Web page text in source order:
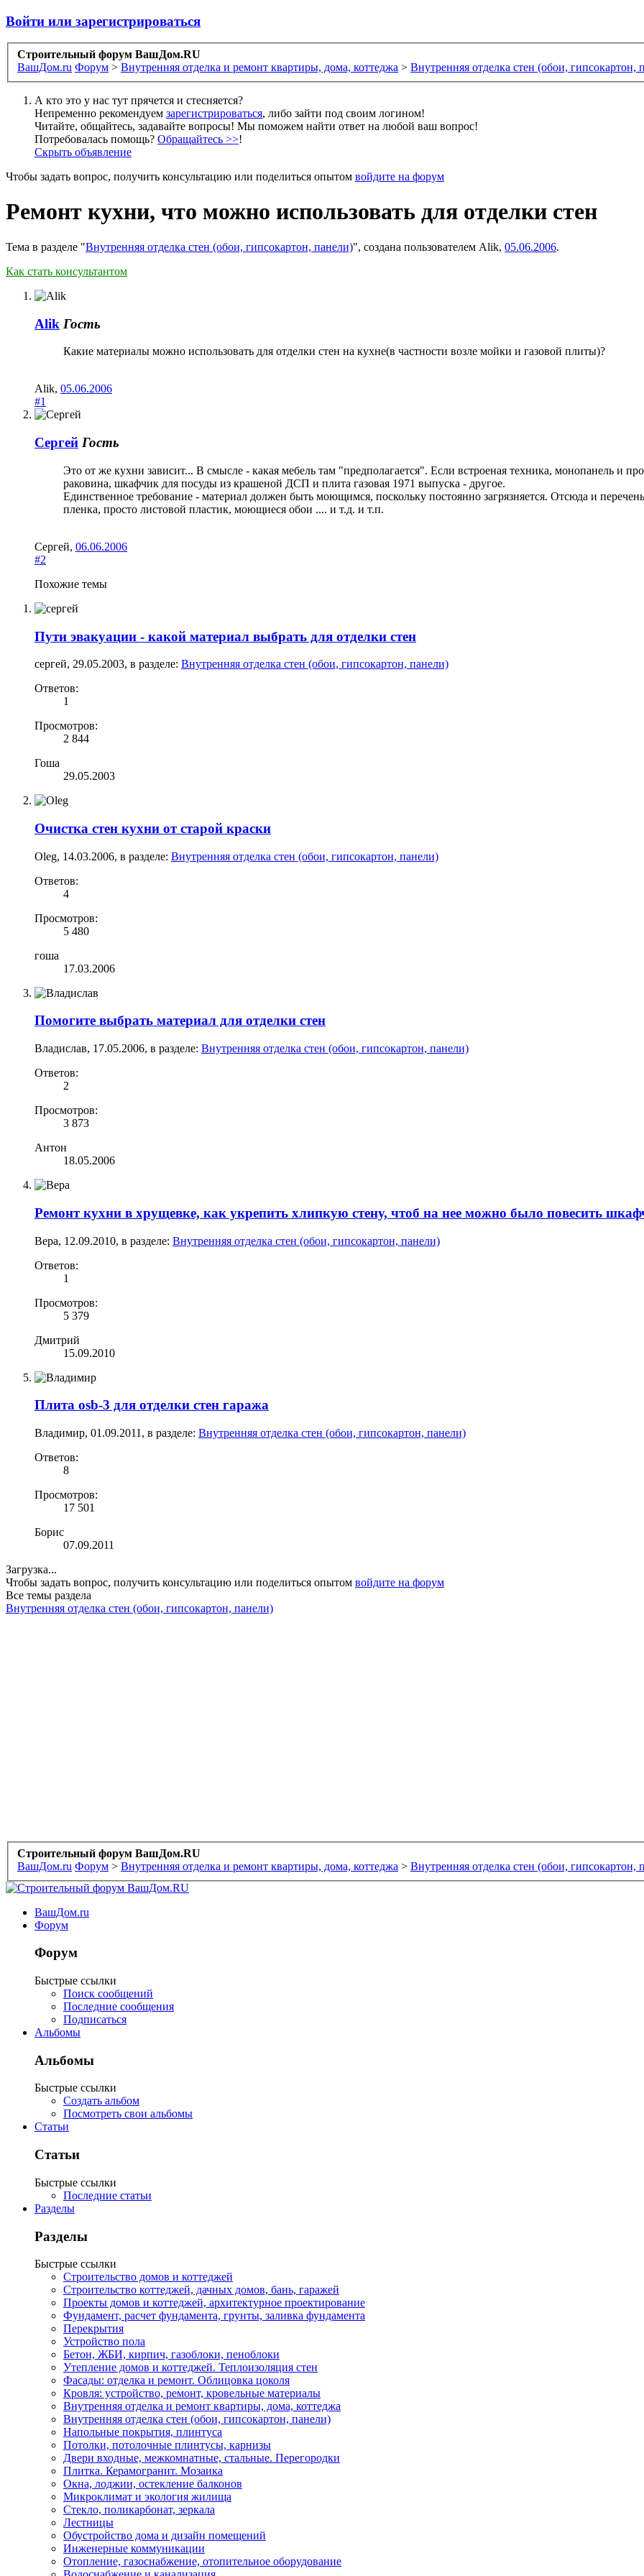
Войти или зарегистрироваться
Строительный форум ВашДом.RU
ВашДом.ru Форум > Внутренняя отделка и ремонт квартиры, дома, коттеджа > Внутренняя отделка стен (обои, гипсокартон,
А кто это у нас тут прячется и стесняется?
Непременно рекомендуем зарегистрироваться, либо зайти под своим логином!
Читайте, общайтесь, задавайте вопросы! Мы поможем найти ответ на любой ваш вопрос!
Потребовалась помощь? Обращайтесь >>!
Скрыть объявление
Чтобы задать вопрос, получить консультацию или поделиться опытом войдите на форум
Ремонт кухни, что можно использовать для отделки стен
Тема в разделе "Внутренняя отделка стен (обои, гипсокартон, панели)", создана пользователем Alik, 05.06.2006.
Как стать консультантом
Alik Гость
Какие материалы можно использовать для отделки стен на кухне(в частности возле мойки и газовой плиты)?
Alik, 05.06.2006
#1
Сергей Гость
Это от же кухни зависит... В смысле - какая мебель там "предполагается". Если встроеная техника, монопанель и
раковина, шкафчик для посуды из крашеной ДСП и плита газовая 1971 выпуска - другое.
Единственное требование - материал должен быть моющимся, поскольку постоянно загрязняется. Отсюда и
пленка, просто листовой пластик, моющиеся обои .... и т.д. и т.п.
Сергей, 06.06.2006
#2
Похожие темы
Пути эвакуации - какой материал выбрать для отделки стен
сергей, 29.05.2003, в разделе: Внутренняя отделка стен (обои, гипсокартон, панели)
Ответов:
1
Просмотров:
2 844
Гоша
29.05.2003
Очистка стен кухни от старой краски
Oleg, 14.03.2006, в разделе: Внутренняя отделка стен (обои, гипсокартон, панели)
Ответов:
4
Просмотров:
5 480
гоша
17.03.2006
Помогите выбрать материал для отделки стен
Владислав, 17.05.2006, в разделе: Внутренняя отделка стен (обои, гипсокартон, панели)
Ответов:
2
Просмотров:
3 873
Антон
18.05.2006
Ремонт кухни в хрущевке, как укрепить хлипкую стену, чтоб на нее можно было повесить
Вера, 12.09.2010, в разделе: Внутренняя отделка стен (обои, гипсокартон, панели)
Ответов:
1
Просмотров:
5 379
Дмитрий
15.09.2010
Плита osb-3 для отделки стен гаража
Владимир, 01.09.2011 , в разделе: Внутренняя отделка стен (обои, гипсокартон, панели)
Ответов:
8
Просмотров:
17 501
Борис
07.09.2011
Загрузка...
Чтобы задать вопрос, получить консультацию или поделиться опытом войдите на форум
Все темы раздела
Внутренняя отделка стен (обои, гипсокартон, панели)
Строительный форум ВашДом.RU
ВашДом.ru Форум > Внутренняя отделка и ремонт квартиры, дома, коттеджа > Внутренняя отделка стен (обои, гипсокартон,
ВашДом.ru
Форум
Форум
Быстрые ссылки
Поиск сообщений
Последние сообщения
Подписаться
Альбомы
Альбомы
Быстрые ссылки
Создать альбом
Посмотреть свои альбомы
Статьи
Статьи
Быстрые ссылки
Последние статьи
Разделы
Разделы
Быстрые ссылки
Строительство домов и коттеджей
Строительство коттеджей, дачных домов, бань, гаражей
Проекты домов и коттеджей, архитектурное проектирование
Фундамент, расчет фундамента, грунты, заливка фундамента
Перекрытия
Устройство пола
Бетон, ЖБИ, кирпич, газоблоки, пеноблоки
Утепление домов и коттеджей. Теплоизоляция стен
Фасады: отделка и ремонт. Облицовка цоколя
Кровля: устройство, ремонт, кровельные материалы
Внутренняя отделка и ремонт квартиры, дома, коттеджа
Внутренняя отделка стен (обои, гипсокартон, панели)
Напольные покрытия, плинтуса
Потолки, потолочные плинтусы, карнизы
Двери входные, межкомнатные, стальные. Перегородки
Плитка. Керамогранит. Мозаика
Окна, лоджии, остекление балконов
Микроклимат и экология жилища
Стекло, поликарбонат, зеркала
Лестницы
Обустройство дома и дизайн помещений
Инженерные коммуникации
Отопление, газоснабжение, отопительное оборудование